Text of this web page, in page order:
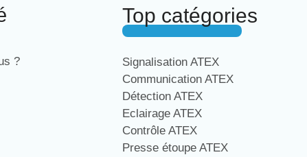
?
Top catégories
Signalisation ATEX
Communication ATEX
Détection ATEX
Eclairage ATEX
Contrôle ATEX
Presse étoupe ATEX